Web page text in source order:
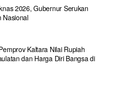
2026, Gubernur Serukan
Nasional
Kaltara Nilai Rupiah
dan Harga Diri Bangsa di